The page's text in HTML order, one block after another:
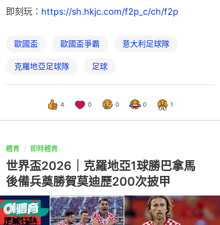
即刻玩： https://sh.hkjc.com/f2p_c/ch/f2p
歐國盃 歐國盃爭霸 意大利足球隊
克羅地亞足球隊 足球
4 0 0 0 1
體育 即時體育
世界盃2026｜克羅地亞1球勝巴拿馬
後備兵奠勝賀莫迪歷200次披甲